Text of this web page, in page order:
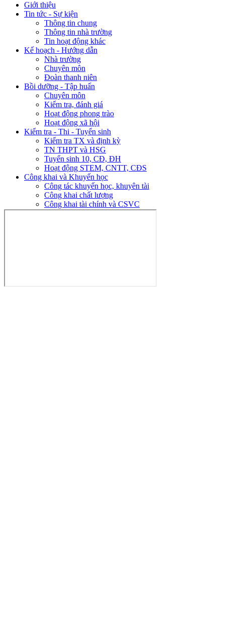
Giới thiệu
Tin tức - Sự kiện
Thông tin chung
Thông tin nhà trường
Tin hoạt động khác
Kế hoạch - Hướng dẫn
Nhà trường
Chuyên môn
Đoàn thanh niên
Bồi dưỡng - Tập huấn
Chuyên môn
Kiểm tra, đánh giá
Hoạt động phong trào
Hoạt động xã hội
Kiểm tra - Thi - Tuyển sinh
Kiểm tra TX và định kỳ
TN THPT và HSG
Tuyển sinh 10, CĐ, ĐH
Hoạt động STEM, CNTT, CĐS
Công khai và Khuyến học
Công tác khuyến học, khuyên tài
Công khai chất lượng
Công khai tài chính và CSVC